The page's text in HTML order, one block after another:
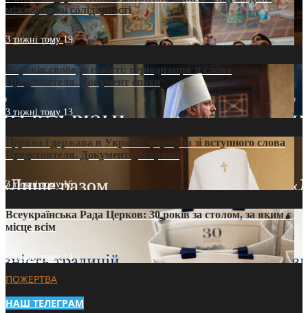
міжнародної солідарності
3 тижні тому19
35 років свободи совісті: періодизація зі слова
Предстоятеля. Документ епохи
3 тижні тому 13
Церква і держава в Україні: формула зі вступного слова
Предстоятеля. Документ доктрини
3 тижні тому16
Всеукраїнська Рада Церков: 30 років за столом, за яким є
місце всім
3 тижні тому14
ПОЖЕРТВА
НАШ ТЕЛЕГРАМ